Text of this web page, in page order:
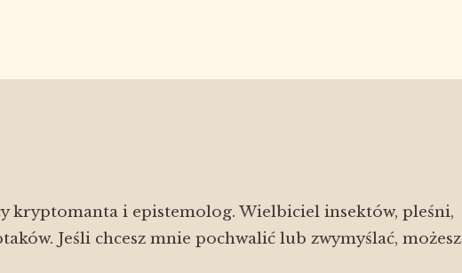
kryptomanta i epistemolog. Wielbiciel insektów, pleśni,
Jeśli chcesz mnie pochwalić lub zwymyślać, możesz